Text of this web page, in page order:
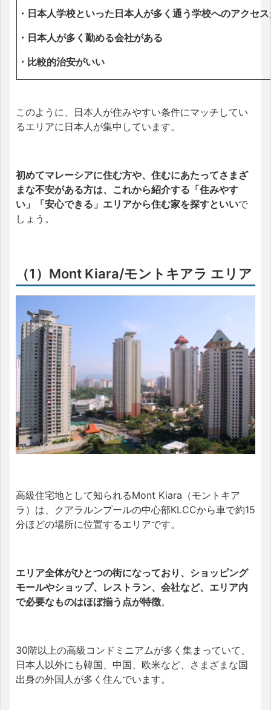
・日本人学校といった日本人が多く通う学校へのアクセ
・日本人が多く勤める会社がある
・比較的治安がいい
このように、日本人が住みやすい条件にマッチしてい
るエリアに日本人が集中しています。
初めてマレーシアに住む方や、住むにあたってさまざ
まな不安がある方は、これから紹介する「住みやす
い」「安心できる」エリアから住む家を探すといいで
しょう。
（1）Mont Kiara/モントキアラ エリア
高級住宅地として知られるMont Kiara（モントキア
ラ）は、クアラルンプールの中心部KLCCから車で約15
分ほどの場所に位置するエリアです。
エリア全体がひとつの街になっており、ショッピング
モールやショップ、レストラン、会社など、エリア内
で必要なものはほぼ揃う点が特徴。
30階以上の高級コンドミニアムが多く集まっていて、
日本人以外にも韓国、中国、欧米など、さまざまな国
出身の外国人が多く住んでいます。